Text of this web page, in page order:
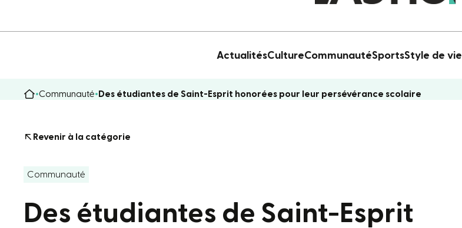
ActualitésCultureCommunautéSportsStyle de vie
Communauté Des étudiantes de Saint-Esprit honorées pour leur persévérance scolaire
Revenir à la catégorie
Communauté
Des étudiantes de Saint-Esprit